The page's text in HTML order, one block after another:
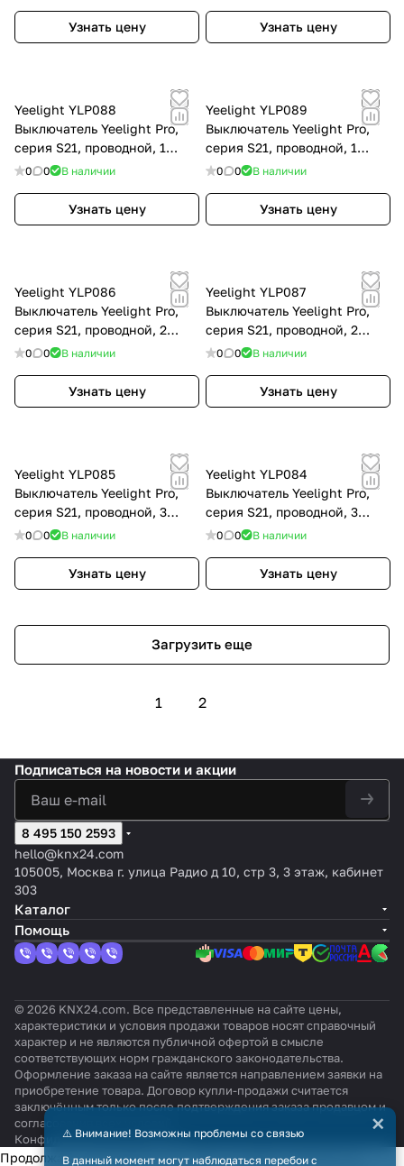
Узнать цену Узнать цену
Yeelight YLP088
Выключатель Yeelight Pro,
серия S21, проводной, 1
клавиша, серый (N L)
0 0 В наличии
Узнать цену
Yeelight YLP089
Выключатель Yeelight Pro,
серия S21, проводной, 1
клавиша, белый (N L)
0 0 В наличии
Узнать цену
Yeelight YLP086
Выключатель Yeelight Pro,
серия S21, проводной, 2
клавиши, серый (N L)
0 0 В наличии
Узнать цену
Yeelight YLP087
Выключатель Yeelight Pro,
серия S21, проводной, 2
клавиши, белый (N L)
0 0 В наличии
Узнать цену
Yeelight YLP085
Выключатель Yeelight Pro,
серия S21, проводной, 3
клавиши, серый (N L)
0 0 В наличии
Узнать цену
Yeelight YLP084
Выключатель Yeelight Pro,
серия S21, проводной, 3
клавиши, серый (N L)
0 0 В наличии
Узнать цену
Загрузить еще
1 2
Подписаться на новости и акции
8 495 150 2593
hello@knx24.com
105005, Москва г. улица Радио д 10, стр 3, 3 этаж, кабинет
303
Каталог
Помощь
© 2026 KNX24.com. Все представленные на сайте цены,
характеристики и условия продажи товаров носят справочный
характер и не являются публичной офертой в смысле
соответствующих норм гражданского законодательства.
Оформление заказа на сайте является направлением заявки на
приобретение товара. Договор купли-продажи считается
заключённым только после подтверждения заказа продавцом и
согласования всех условий.
КонфиденциальностьОферта
⚠️ Внимание! Возможны проблемы со связью
В данный момент могут наблюдаться перебои с
×
Продолжая использовать наш сайт, вы даёте согласие на